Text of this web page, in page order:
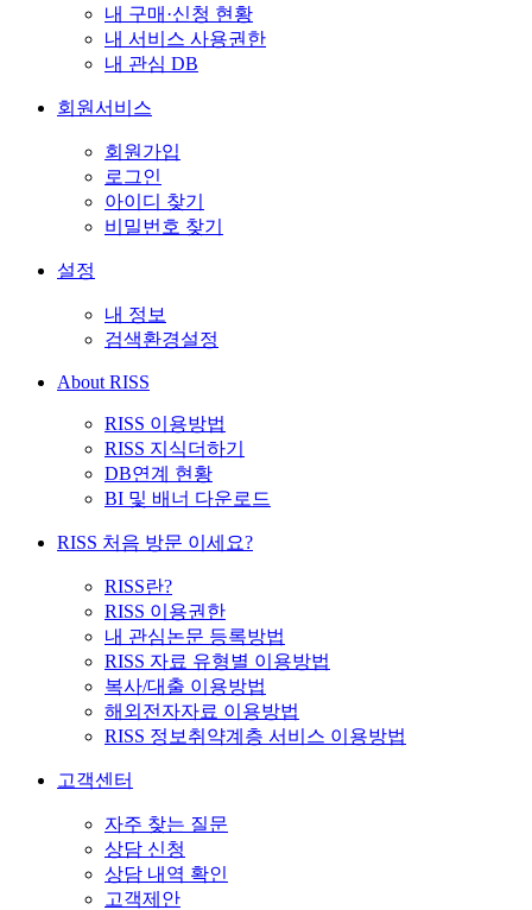
내 구매·신청 현황
내 서비스 사용권한
내 관심 DB
회원서비스
회원가입
로그인
아이디 찾기
비밀번호 찾기
설정
내 정보
검색환경설정
About RISS
RISS 이용방법
RISS 지식더하기
DB연계 현황
BI 및 배너 다운로드
RISS 처음 방문 이세요?
RISS란?
RISS 이용권한
내 관심논문 등록방법
RISS 자료 유형별 이용방법
복사/대출 이용방법
해외전자자료 이용방법
RISS 정보취약계층 서비스 이용방법
고객센터
자주 찾는 질문
상담 신청
상담 내역 확인
고객제안